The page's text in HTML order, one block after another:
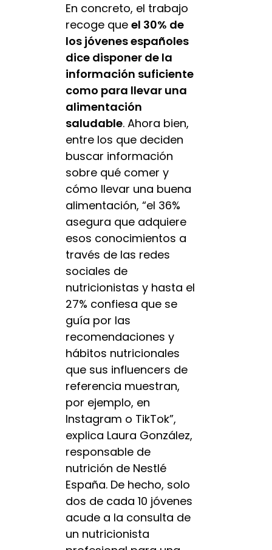
En concreto, el trabajo
recoge que el 30% de
los jóvenes españoles
dice disponer de la
información suficiente
como para llevar una
alimentación
saludable. Ahora bien,
entre los que deciden
buscar información
sobre qué comer y
cómo llevar una buena
alimentación, “el 36%
asegura que adquiere
esos conocimientos a
través de las redes
sociales de
nutricionistas y hasta el
27% confiesa que se
guía por las
recomendaciones y
hábitos nutricionales
que sus influencers de
referencia muestran,
por ejemplo, en
Instagram o TikTok”,
explica Laura González,
responsable de
nutrición de Nestlé
España. De hecho, solo
dos de cada 10 jóvenes
acude a la consulta de
un nutricionista